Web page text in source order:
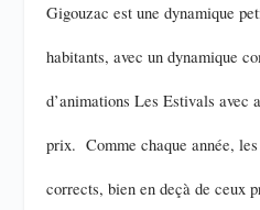
Gigouzac est une dynamique
habitants, avec un dynamique
d’animations Les Estivals avec
prix. Comme chaque année,
corrects, bien en deçà de ceux